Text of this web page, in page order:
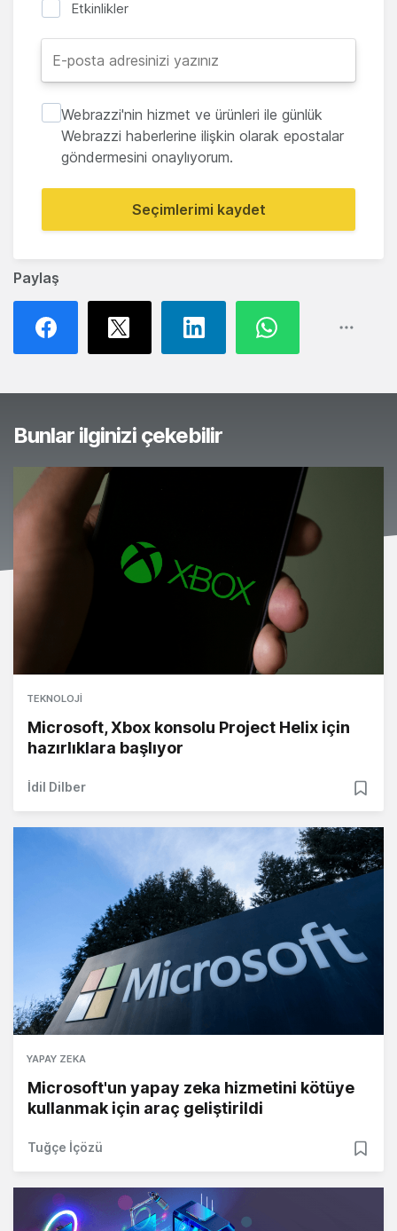
Paylaş
Etkinlikler
Webrazzi'nin hizmet ve ürünleri ile günlük
Webrazzi haberlerine ilişkin olarak epostalar
göndermesini onaylıyorum.
Seçimlerimi kaydet
Bunlar ilginizi çekebilir
TEKNOLOJI
Microsoft, Xbox konsolu Project Helix için
hazırlıklara başlıyor
İdil Dilber
YAPAY ZEKA
Microsoft'un yapay zeka hizmetini kötüye
kullanmak için araç geliştirildi
Tuğçe İçözü